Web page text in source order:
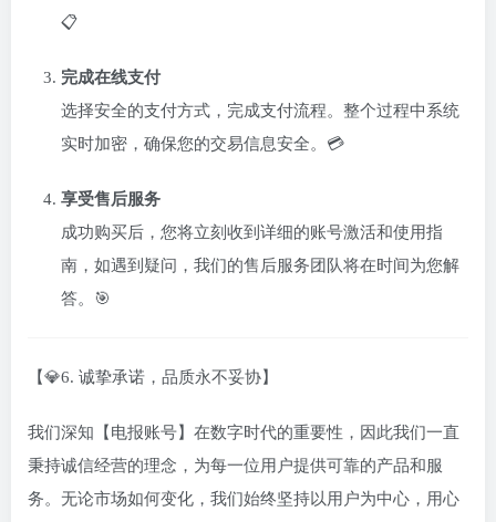
📋
完成在线支付
选择安全的支付方式，完成支付流程。整个过程中系统
实时加密，确保您的交易信息安全。💳
享受售后服务
成功购买后，您将立刻收到详细的账号激活和使用指
南，如遇到疑问，我们的售后服务团队将在时间为您解
答。🎯
【💎6. 诚挚承诺，品质永不妥协】
我们深知【电报账号】在数字时代的重要性，因此我们一直
秉持诚信经营的理念，为每一位用户提供可靠的产品和服
务。无论市场如何变化，我们始终坚持以用户为中心，用心